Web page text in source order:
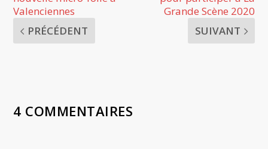
Valenciennes
PRÉCÉDENT
Grande Scène 2020
SUIVANT
4 COMMENTAIRES